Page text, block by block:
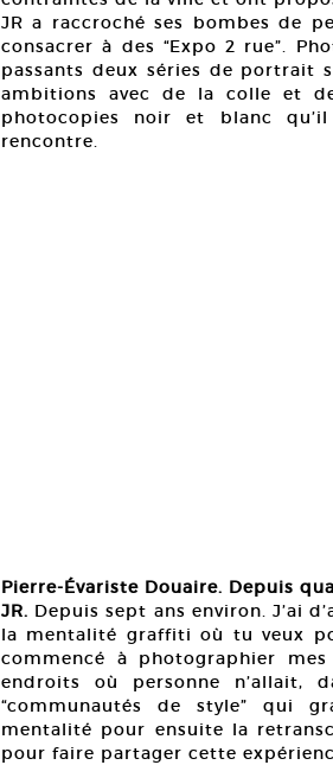
JR a raccroché ses bombes de
consacrer à des “Expo 2 rue”.
passants deux séries de portrait
ambitions avec de la colle et
photocopies noir et blanc
rencontre.
Pierre-Évariste Douaire. Depuis
JR. Depuis sept ans environ. J’ai
la mentalité graffiti où tu veux
commencé à photographier mes
endroits où personne n’allait,
“communautés de style” qui
mentalité pour ensuite la
pour faire partager cette